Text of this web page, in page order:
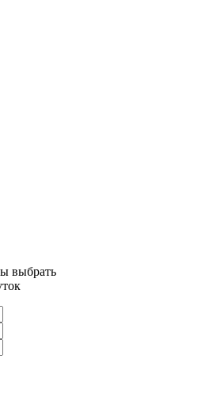
выбрать